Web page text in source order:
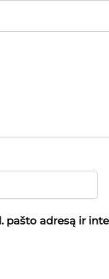
adresą ir